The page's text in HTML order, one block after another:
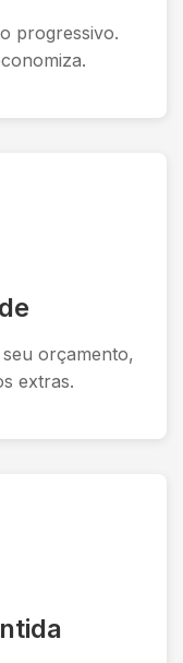
progressivo.
orçamento,
extras.